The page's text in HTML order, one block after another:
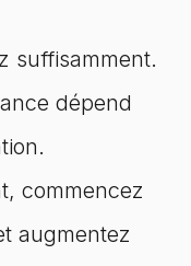
suffisamment.
dépend
commencez
augmentez